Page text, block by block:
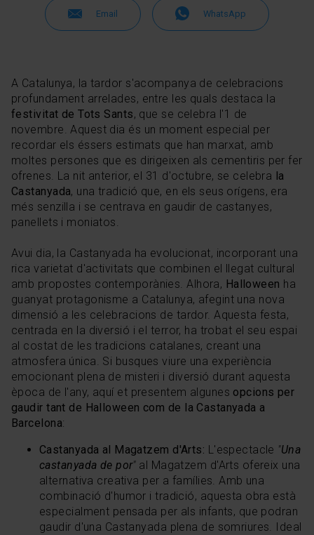
Email WhatsApp
A Catalunya, la tardor s'acompanya de celebracions
profundament arrelades, entre les quals destaca la
festivitat de Tots Sants, que se celebra l'1 de
novembre. Aquest dia és un moment especial per
recordar els éssers estimats que han marxat, amb
moltes persones que es dirigeixen als cementiris per fer
ofrenes. La nit anterior, el 31 d'octubre, se celebra la
Castanyada, una tradició que, en els seus orígens, era
més senzilla i se centrava en gaudir de castanyes,
panellets i moniatos.
Avui dia, la Castanyada ha evolucionat, incorporant una
rica varietat d'activitats que combinen el llegat cultural
amb propostes contemporànies. Alhora, Halloween ha
guanyat protagonisme a Catalunya, afegint una nova
dimensió a les celebracions de tardor. Aquesta festa,
centrada en la diversió i el terror, ha trobat el seu espai
al costat de les tradicions catalanes, creant una
atmosfera única. Si busques viure una experiència
emocionant plena de misteri i diversió durant aquesta
època de l'any, aquí et presentem algunes opcions per
gaudir tant de Halloween com de la Castanyada a
Barcelona:
Castanyada al Magatzem d'Arts: L'espectacle "Una
castanyada de por"al Magatzem d'Arts ofereix una
alternativa creativa per a famílies. Amb una
combinació d'humor i tradició, aquesta obra està
especialment pensada per als infants, que podran
gaudir d'una Castanyada plena de somriures. Ideal